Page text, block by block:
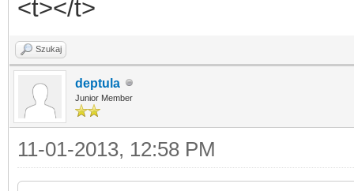
<t></t>
Szukaj
deptula
Junior Member
11-01-2013, 12:58 PM